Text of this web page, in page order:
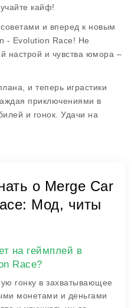
кайф!
и вперед к новым
- Evolution Race! Не
настрой и чувства юмора –
и теперь играстики
приключениями в
и гонок. Удачи на
о Merge Car
Мод, читы
на геймплей в
Race?
гонку в захватывающее
монетами и деньгами